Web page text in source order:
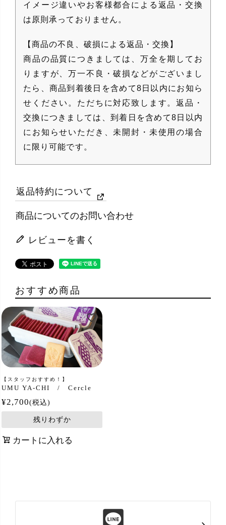
イメージ違いやお客様都合による返品・交換
は原則承っておりません。
【商品の不良、破損による返品・交換】
商品の品質につきましては、万全を期してお
りますが、万一不良・破損などがございまし
たら、商品到着後日を含めて8日以内にお知ら
せください。ただちに対応致します。返品・
交換につきましては、到着日を含めて8日以内
にお知らせいただき、未開封・未使用の場合
に限り可能です。
返品特約について
商品についてのお問い合わせ
レビューを書く
おすすめ商品
【スタッフおすすめ！】
UMU YA-CHI / Cercle
¥2,700 税込
残りわずか
カートに入れる